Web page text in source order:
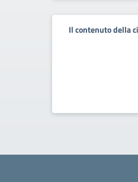
Il contenuto della